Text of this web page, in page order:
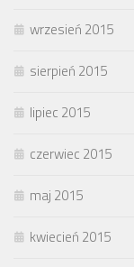
wrzesień 2015
sierpień 2015
lipiec 2015
czerwiec 2015
maj 2015
kwiecień 2015